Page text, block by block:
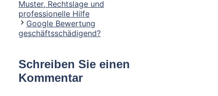
Muster, Rechtslage und
professionelle Hilfe
Google Bewertung
geschäftsschädigend?
Schreiben Sie einen
Kommentar